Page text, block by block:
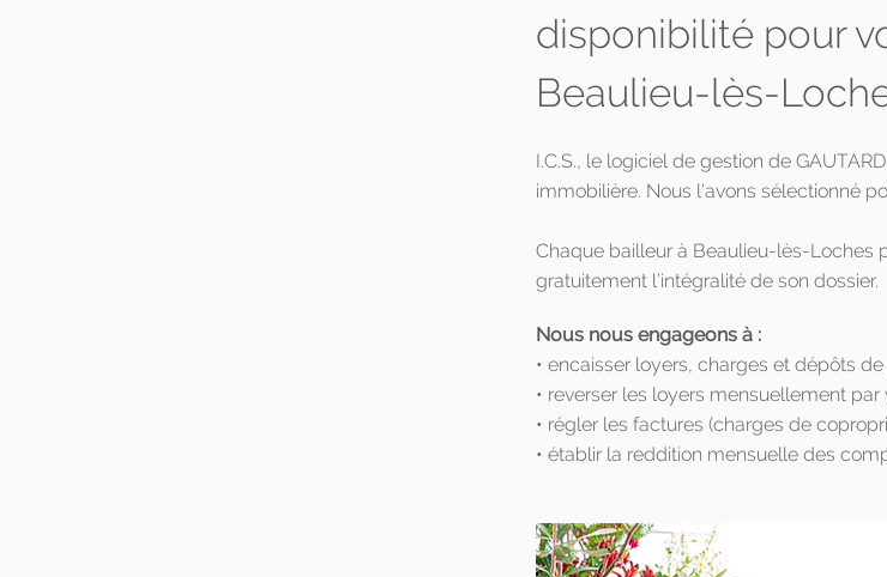
disponibilité pour
Beaulieu-lès-
I.C.S., le logiciel de gestion de
immobilière. Nous l'avons sélectionné
Chaque bailleur à Beaulieu-lès-Loches
gratuitement l’intégralité de son dossier.
Nous nous engageons à :
• encaisser loyers, charges et dépôts
• reverser les loyers mensuellement par
• régler les factures (charges de
• établir la reddition mensuelle des